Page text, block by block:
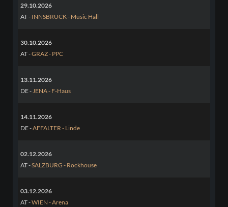
29.10.2026
AT - INNSBRUCK - Music Hall
30.10.2026
AT -GRAZ - PPC
13.11.2026
DE -JENA - F-Haus
14.11.2026
DE -AFFALTER - Linde
02.12.2026
AT -SALZBURG - Rockhouse
03.12.2026
AT -WIEN - Arena